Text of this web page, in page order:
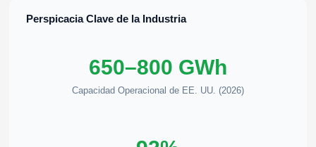
Perspicacia Clave de la Industria
650–800 GWh
Capacidad Operacional de EE. UU. (2026)